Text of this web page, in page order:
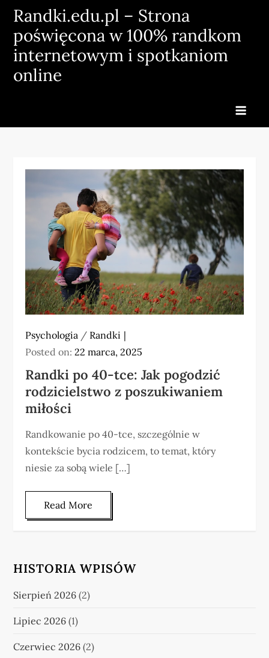
Skip
content
Randki.edu.pl – Strona
poświęcona w 100% randkom
internetowym i spotkaniom
online
Psychologia / Randki
Posted on:22 marca, 2025
Randki po 40-tce: Jak pogodzić
rodzicielstwo z poszukiwaniem
miłości
Randkowanie po 40-tce, szczególnie w
kontekście bycia rodzicem, to temat, który
niesie za sobą wiele […]
Read More
HISTORIA WPISÓW
Sierpień 2026 (2)
Lipiec 2026 (1)
Czerwiec 2026 (2)